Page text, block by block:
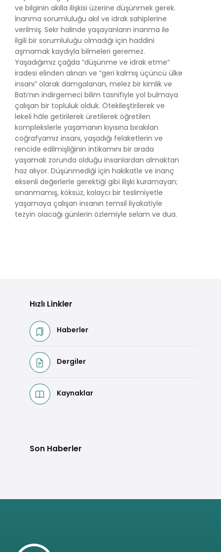
ve bilginin akılla ilişkisi üzerine düşünmek gerek.
İnanma sorumluluğu akıl ve idrak sahiplerine
verilmiş. Sekr halinde yaşayanların inanma ile
ilgili bir sorumluluğu olmadığı için haddini
aşmamak kaydıyla bilmeleri geremez.
Yaşadığımız çağda “düşünme ve idrak etme”
iradesi elinden alınan ve “geri kalmış üçüncü ülke
insanı” olarak damgalanan, melez bir kimlik ve
Batı’nın indirgemeci bilim tasnifiyle yol bulmaya
çalışan bir topluluk olduk. Ötekileştirilerek ve
lekeli hâle getirilerek üretilerek öğretilen
komplekslerle yaşamanın kıyısına bırakılan
coğrafyamız insanı, yaşadığı felaketlerin ve
rencide edilmişliğinin intikamını bir arada
yaşamak zorunda olduğu insanlardan almaktan
haz alıyor. Düşünmediği için hakikatle ve inanç
eksenli değerlerle gerektiği gibi ilişki kuramayan;
sınanmamış, köksüz, kolaycı bir teslimiyetle
yaşamaya çalışan insanın temsil liyakatiyle
tezyin olacağı günlerin özlemiyle selam ve dua.
Hızlı Linkler
Haberler
Dergiler
Kaynaklar
Son Haberler